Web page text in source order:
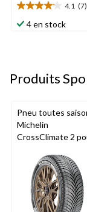
4.1 (7)
4.1
étoile(s)
4 en stock
Produits
Pneu toutes
Michelin
CrossClimate 2
et multisegments